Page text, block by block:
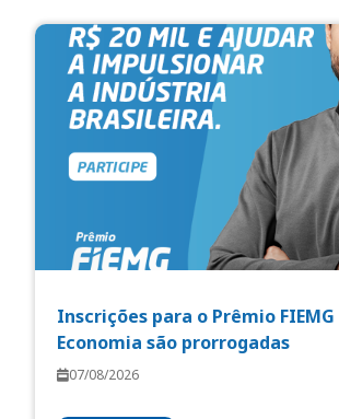
Inscrições para o Prêmio FIEMG
Economia são prorrogadas
07/08/2026